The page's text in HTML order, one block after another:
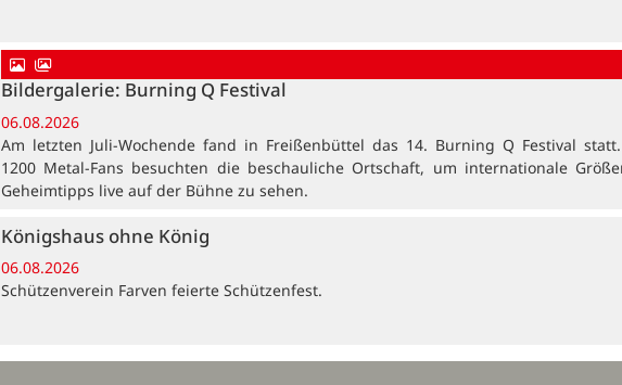
Bildergalerie: Burning Q Festival
06.08.2026
Am letzten Juli-Wochende fand in Freißenbüttel das 14. Burning Q Festival
1200 Metal-Fans besuchten die beschauliche Ortschaft, um internationale
Geheimtipps live auf der Bühne zu sehen.
Königshaus ohne König
06.08.2026
Schützenverein Farven feierte Schützenfest.